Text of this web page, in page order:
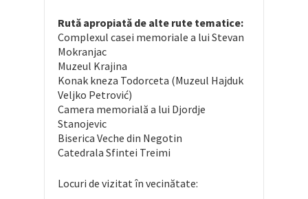
Rută apropiată de alte rute tematice:
Complexul casei memoriale a lui Stevan
Mokranjac
Muzeul Krajina
Konak kneza Todorceta (Muzeul Hajduk
Veljko Petrović)
Camera memorială a lui Djordje
Stanojevic
Biserica Veche din Negotin
Catedrala Sfintei Treimi
Locuri de vizitat în vecinătate: